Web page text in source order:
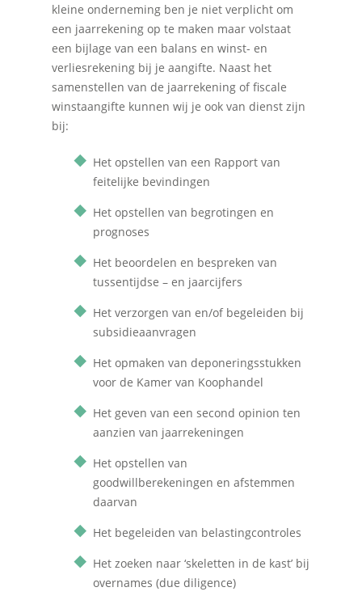
kleine onderneming ben je niet verplicht om
een jaarrekening op te maken maar volstaat
een bijlage van een balans en winst- en
verliesrekening bij je aangifte. Naast het
samenstellen van de jaarrekening of fiscale
winstaangifte kunnen wij je ook van dienst zijn
bij:
Het opstellen van een Rapport van
feitelijke bevindingen
Het opstellen van begrotingen en
prognoses
Het beoordelen en bespreken van
tussentijdse – en jaarcijfers
Het verzorgen van en/of begeleiden bij
subsidieaanvragen
Het opmaken van deponeringsstukken
voor de Kamer van Koophandel
Het geven van een second opinion ten
aanzien van jaarrekeningen
Het opstellen van
goodwillberekeningen en afstemmen
daarvan
Het begeleiden van belastingcontroles
Het zoeken naar ‘skeletten in de kast’ bij
overnames (due diligence)